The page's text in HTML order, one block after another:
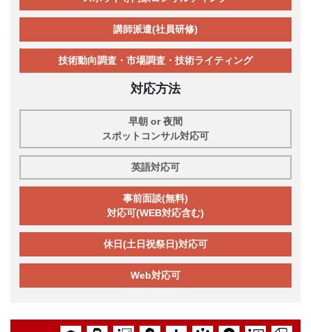
講師派遣(社員研修)
技術動向調査・市場調査・技術ライティング
対応方法
早朝 or 夜間
スポットコンサル対応可
英語対応可
事前面談(無料)
対応可(WEB対応含む)
休日(土日祝祭日)対応可
Web対応可